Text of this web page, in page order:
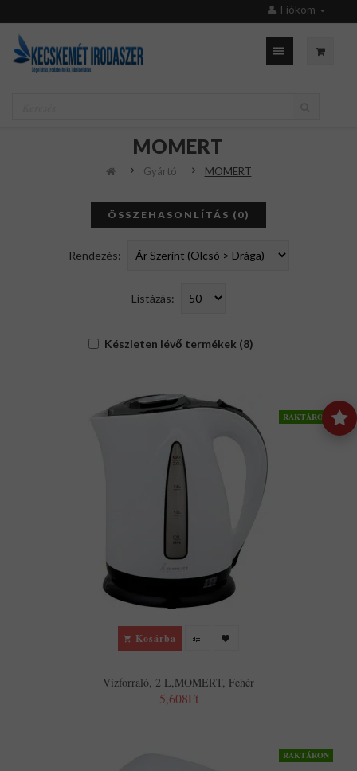
Fiókom
MOMERT
Gyártó MOMERT
ÖSSZEHASONLÍTÁS (0)
Rendezés:
Listázás:
Készleten lévő termékek (8)
RAKTÁRON
Kosárba
Vízforraló, 2 L,MOMERT, Fehér
5,608Ft
RAKTÁRON